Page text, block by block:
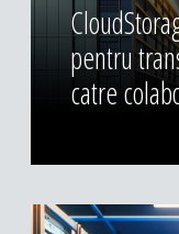
pentru
catre